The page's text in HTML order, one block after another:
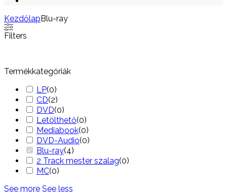
KezdőlapBlu-ray
Skip
to
Filters
Termékkategóriák
LP(0)
CD(2)
DVD(0)
Letölthető(0)
Mediabook(0)
DVD-Audio(0)
Blu-ray(4)
2 Track mester szalag(0)
MC(0)
See more See less